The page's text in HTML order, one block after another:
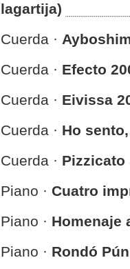
lagartija)
Cuerda ·
Cuerda · Efecto
Cuerda · Eivissa
Cuerda · Ho
Cuerda · Pizzicato
Piano · Cuatro
Piano · Homenaje
Piano · Rondó